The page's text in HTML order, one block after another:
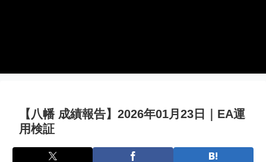
【八幡 成績報告】2026年01月23日｜EA運
用検証